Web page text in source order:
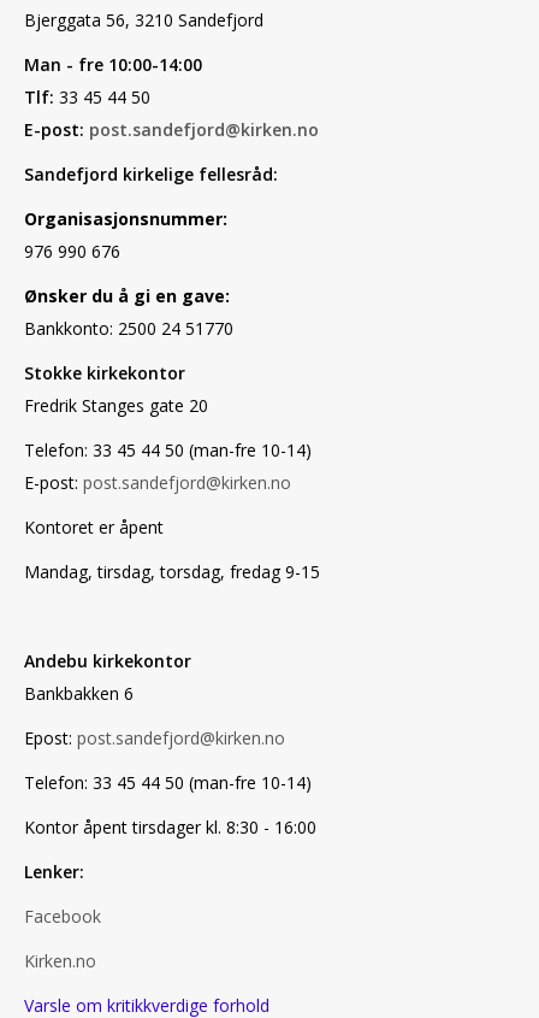
Bjerggata 56, 3210 Sandefjord
Man - fre 10:00-14:00
Tlf: 33 45 44 50
E-post: post.sandefjord@kirken.no
Sandefjord kirkelige fellesråd:
Organisasjonsnummer:
976 990 676
Ønsker du å gi en gave:
Bankkonto: 2500 24 51770
Stokke kirkekontor
Fredrik Stanges gate 20
Telefon: 33 45 44 50 (man-fre 10-14)
E-post: post.sandefjord@kirken.no
Kontoret er åpent
Mandag, tirsdag, torsdag, fredag 9-15
Andebu kirkekontor
Bankbakken 6
Epost: post.sandefjord@kirken.no
Telefon: 33 45 44 50 (man-fre 10-14)
Kontor åpent tirsdager kl. 8:30 - 16:00
Lenker:
Facebook
Kirken.no
Varsle om kritikkverdige forhold